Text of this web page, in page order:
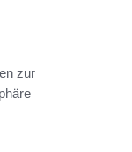
zur